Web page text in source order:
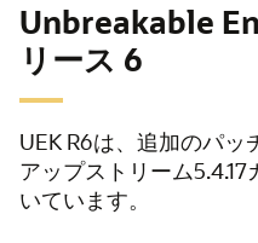
Unbreakable
リース 6
UEK R6は、追加のパ
アップストリーム
いています。